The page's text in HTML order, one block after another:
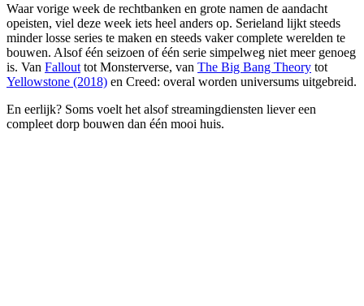
Waar vorige week de rechtbanken en grote namen de aandacht
opeisten, viel deze week iets heel anders op. Serieland lijkt steeds
minder losse series te maken en steeds vaker complete werelden te
bouwen. Alsof één seizoen of één serie simpelweg niet meer genoeg
is. Van Fallout tot Monsterverse, van The Big Bang Theory tot
Yellowstone (2018) en Creed: overal worden universums uitgebreid.
En eerlijk? Soms voelt het alsof streamingdiensten liever een
compleet dorp bouwen dan één mooi huis.